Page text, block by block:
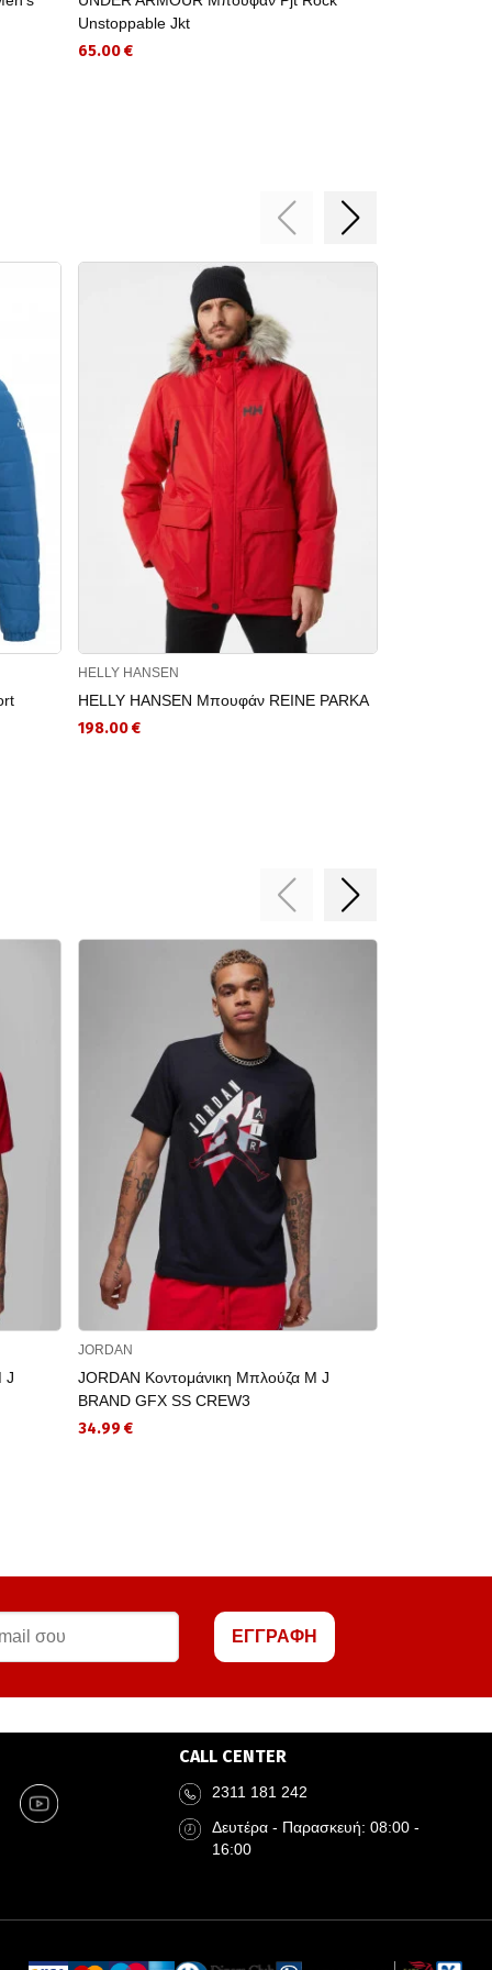
Unstoppable Jkt
65.00 €
HELLY HANSEN
HELLY HANSEN Μπουφάν REINE PARKA
198.00 €
J
JORDAN
JORDAN Κοντομάνικη Μπλούζα M J
BRAND GFX SS CREW3
34.99 €
ΕΓΓΡΑΦΗ
CALL CENTER
2311 181 242
Δευτέρα - Παρασκευή: 08:00 -
16:00